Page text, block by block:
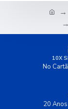
10X
No
20